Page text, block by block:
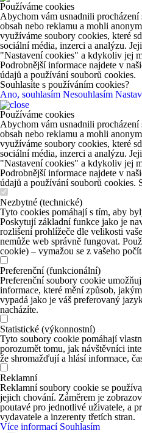
Používáme cookies
Abychom vám usnadnili
obsah nebo reklamu a mohli
využíváme soubory cookies, které
sociální média, inzerci a analýzu.
"Nastavení cookies" a kdykoliv jej
Podrobnější informace najdete v
údajů a používání souborů cookies.
Souhlasíte s používáním cookies?
Ano, souhlasím Nesouhlasím
Používáme cookies
Abychom vám usnadnili
obsah nebo reklamu a mohli
využíváme soubory cookies, které
sociální média, inzerci a analýzu.
"Nastavení cookies" a kdykoliv jej
Podrobnější informace najdete v
údajů a používání souborů cookies.
Nezbytné (technické)
Tyto cookies pomáhají s tím, aby
Poskytují základní funkce jako je
rozlišení prohlížeče dle velikosti
nemůže web správně fungovat.
cookie) – vymažou se z vašeho
Preferenční (funkcionální)
Preferenční soubory cookie
informace, které mění způsob,
vypadá jako je váš preferovaný
nacházíte.
Statistické (výkonnostní)
Tyto soubory cookie pomáhají
porozumět tomu, jak návštěvníci
že shromažďují a hlásí informace,
Reklamní
Reklamní soubory cookie se
jejich chování. Záměrem je
poutavé pro jednotlivé uživatele, a
vydavatele a inzerenty třetích stran.
Více informací Souhlasím